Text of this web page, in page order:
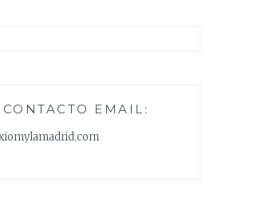
CONTACTO EMAIL: